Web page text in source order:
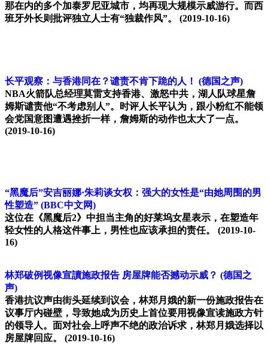
那在内的多个加泰罗尼亚城市，均再现大规模示威游行。而西
班牙外长则批评独立人士有“独裁作风”。
(2019-10-16)
长平观察：与香港同在？谴责不肯下跪的人！ (德国之声)
NBA火箭队总经理莫雷支持香港、激怒中共，湖人队球星詹
姆斯谴责他“不考虑别人”。时评人长平认为，跟小粉红不能领
会党国意图遭遇挫折一样，詹姆斯的动作也太大了一点。
(2019-10-16)
“黑魔后”安吉丽娜·朱莉谈女权：强大的女性是“由她周围的男
性塑造” (BBC中文网)
这位在《黑魔后2》中担当主角的好莱坞女星表示，在塑造年
轻女性的人格这件事上，男性也应该承担的责任。
(2019-10-
16)
林郑破例视像宣讀施政报告 房屋牌能否撼动示威？ (德国之
声)
香港抗议声由街头延续到议会，林郑月娥的新一份施政报告在
议事厅内碰壁，导致她成为历史上首位要用视像宣读施政方针
的领导人。面对社会上呼声不绝的政治诉求，林郑月娥选择以
房屋牌回应。
(2019-10-16)